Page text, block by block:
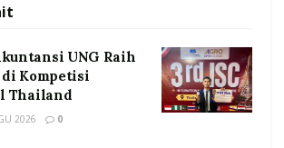
UNG Raih
Kompetisi
Thailand
2026 0